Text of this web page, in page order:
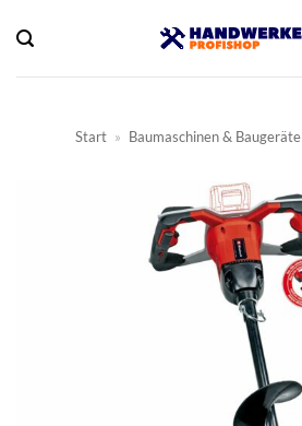
Inhalt
springen
Start » Baumaschinen & Baugeräte